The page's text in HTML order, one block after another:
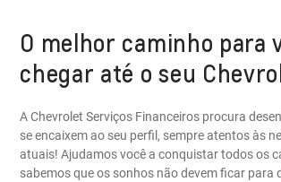
O melhor caminho para
chegar até o seu
A Chevrolet Serviços Financeiros procura
se encaixem ao seu perfil, sempre atentos às
atuais! Ajudamos você a conquistar todos os
sabemos que os sonhos não devem ficar para